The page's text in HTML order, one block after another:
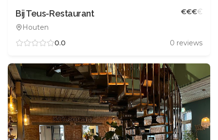
Bij Teus-Restaurant
Houten
€€€€
0.0 0 reviews